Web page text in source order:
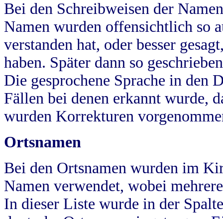
Bei den Schreibweisen der
Namen wurden offensichtlich so
verstanden hat, oder besser
haben. Später dann so
Die gesprochene Sprache in
Fällen bei denen erkannt wurde,
wurden Korrekturen
Ortsnamen
Bei den Ortsnamen wurden im
Namen verwendet, wobei
In dieser Liste wurde in der